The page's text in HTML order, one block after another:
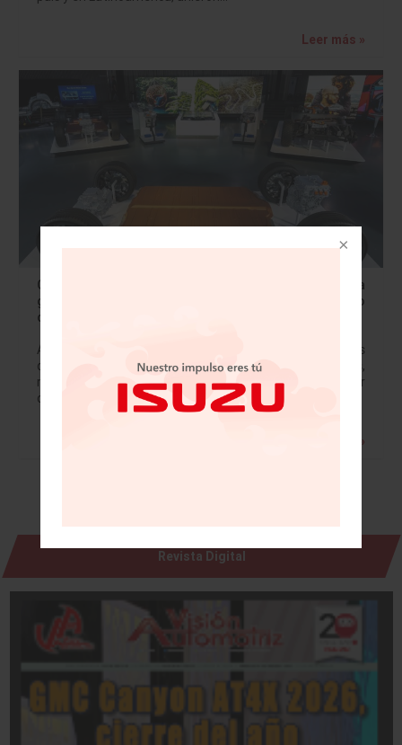
Leer más »
GM presenta nuevas Baterías Ultium y una plataforma
global flexible para crecer rápidamente su portafolio
de vehículos eléctricos
A partir de hoy, General Motors Co. (GM) reunirá a cientos
de empleados, distribuidores, inversionistas, analistas,
medios y entidades reguladoras con el fin de compartir
detalles de su estrategia para…
Leer más »
Revista Digital